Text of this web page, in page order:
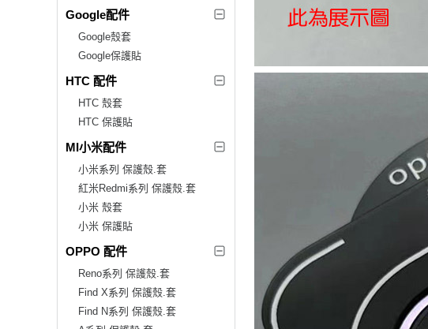
Google配件
Google殼套
Google保護貼
HTC 配件
HTC 殼套
HTC 保護貼
MI小米配件
小米系列 保護殼.套
紅米Redmi系列 保護殼.套
小米 殼套
小米 保護貼
OPPO 配件
Reno系列 保護殼.套
Find X系列 保護殼.套
Find N系列 保護殼.套